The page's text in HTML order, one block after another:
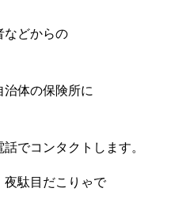
などからの
体の保険所に
でコンタクトします。
夜駄目だこりゃで